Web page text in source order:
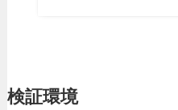
検証環境